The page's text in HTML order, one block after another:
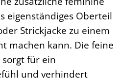
eigenständiges Oberteil
Strickjacke zu einem
machen kann. Die feine
für ein
und verhindert